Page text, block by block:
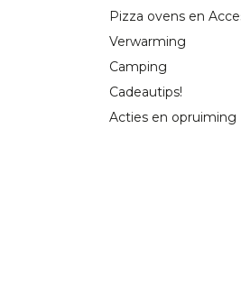
Pizza ovens en
Verwarming
Camping
Cadeautips!
Acties en opruiming